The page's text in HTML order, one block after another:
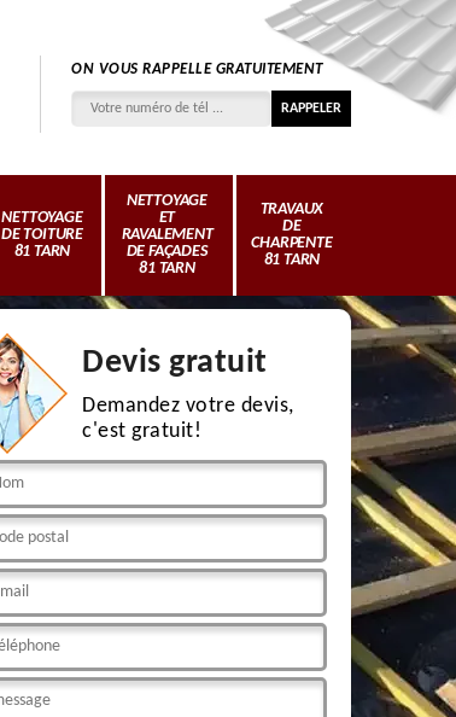
ON VOUS RAPPELLE GRATUITEMENT
NETTOYAGE
DE TOITURE
81 TARN
NETTOYAGE
ET
RAVALEMENT
DE FAÇADES
81 TARN
TRAVAUX
DE
CHARPENTE
81 TARN
Devis gratuit
Demandez votre devis,
c'est gratuit!